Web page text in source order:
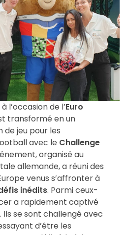
l’occasion de l’Euro
transformé en un
jeu pour les
avec le Challenge
organisé au
allemande, a réuni des
venus s’affronter à
inédits. Parmi ceux-
a rapidement captivé
se sont challengé avec
d’être les